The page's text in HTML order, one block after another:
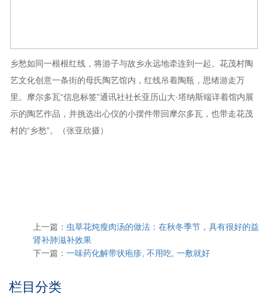
乡愁如同一根根红线，将游子与故乡永远地牵连到一起。花茂村陶
艺文化创意一条街的母氏陶艺馆内，红线吊着陶瓶，思绪游走万
里。摩尔多瓦“信息标签”通讯社社长亚历山大·塔纳斯端详着馆内展
示的陶艺作品，并挑选出心仪的小摆件带回摩尔多瓦，也带走花茂
村的“乡愁”。（张亚欣摄）
上一篇： 虫草花炖瘦肉汤的做法：在秋冬季节，具有很好的益
肾补肺滋补效果
下一篇： 一味药化解带状疱疹, 不用吃, 一敷就好
栏目分类